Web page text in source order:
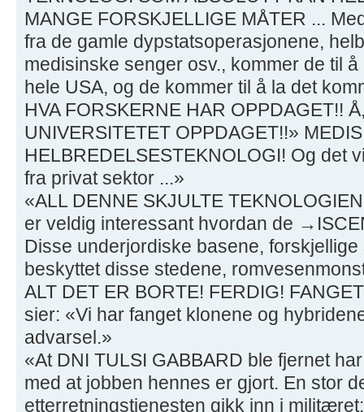
MANGE FORSKJELLIGE MÅTER ...
fra de gamle dypstatsoperasjonene,
medisinske senger osv., kommer de til
hele USA, og de kommer til å la det
HVA FORSKERNE HAR OPPDAGET!!
UNIVERSITETET OPPDAGET!!»
HELBREDELSESTEKNOLOGI! Og
fra privat sektor ...»
«ALL DENNE SKJULTE
er veldig interessant hvordan de
Disse underjordiske basene,
beskyttet disse stedene,
ALT DET ER BORTE! FERDIG!
sier: «Vi har fanget klonene og
advarsel.»
«At DNI TULSI GABBARD ble fjernet
med at jobben hennes er gjort. En stor
etterretningstjenesten gikk inn i